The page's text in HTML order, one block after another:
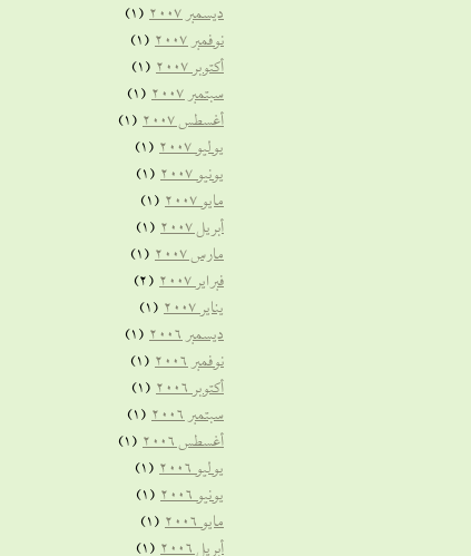
ديسمبر 2007 (1)
نوفمبر 2007 (1)
أكتوبر 2007 (1)
سبتمبر 2007 (1)
أغسطس 2007 (1)
يوليو 2007 (1)
يونيو 2007 (1)
مايو 2007 (1)
أبريل 2007 (1)
مارس 2007 (1)
فبراير 2007 (2)
يناير 2007 (1)
ديسمبر 2006 (1)
نوفمبر 2006 (1)
أكتوبر 2006 (1)
سبتمبر 2006 (1)
أغسطس 2006 (1)
يوليو 2006 (1)
يونيو 2006 (1)
مايو 2006 (1)